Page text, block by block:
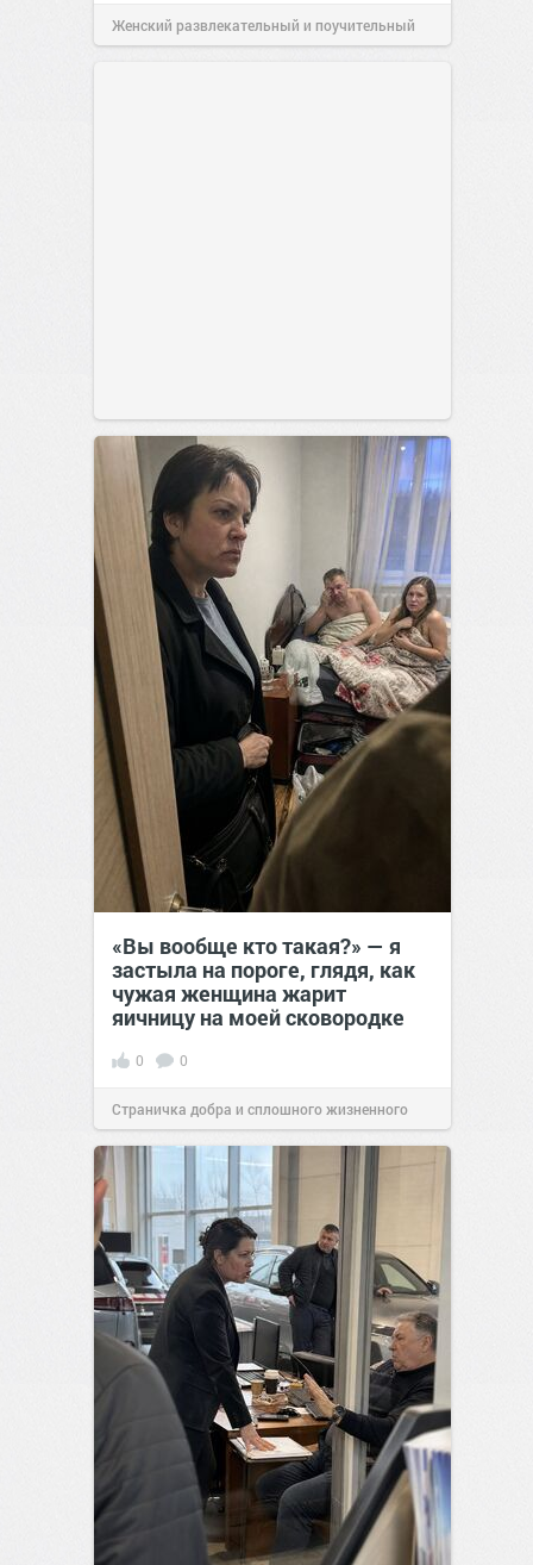
Женский развлекательный и поучительный
«Вы вообще кто такая?» — я
застыла на пороге, глядя, как
чужая женщина жарит
яичницу на моей сковородке
0 0
Страничка добра и сплошного жизненного
позитива!11:38Вчера